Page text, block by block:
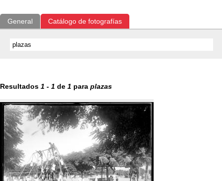
General Catálogo de fotografías
Resultados 1 - 1 de 1 para plazas